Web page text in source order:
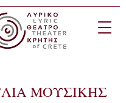
ΜΟΥΣΙΚΗΣ